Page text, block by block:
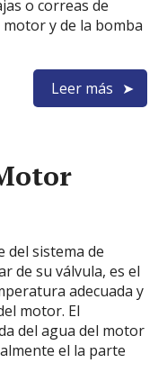
o correas de
y de la bomba
Leer más
del sistema de
de su válvula, es el
adecuada y
motor. El
del agua del motor
el la parte